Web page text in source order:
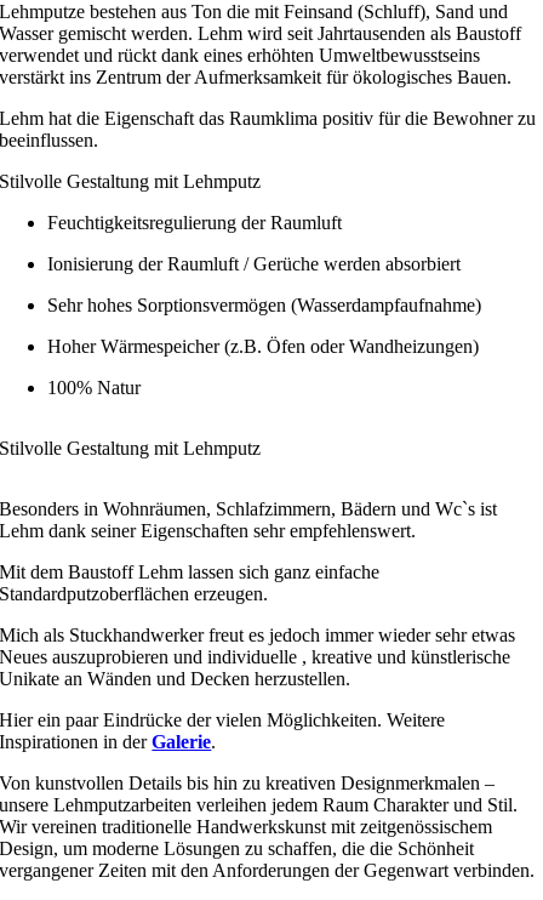
Lehmputze bestehen aus Ton die mit Feinsand (Schluff), Sand und
Wasser gemischt werden. Lehm wird seit Jahrtausenden als Baustoff
verwendet und rückt dank eines erhöhten Umweltbewusstseins
verstärkt ins Zentrum der Aufmerksamkeit für ökologisches Bauen.
Lehm hat die Eigenschaft das Raumklima positiv für die Bewohner zu
beeinflussen.
Stilvolle Gestaltung mit Lehmputz
Feuchtigkeitsregulierung der Raumluft
Ionisierung der Raumluft / Gerüche werden absorbiert
Sehr hohes Sorptionsvermögen (Wasserdampfaufnahme)
Hoher Wärmespeicher (z.B. Öfen oder Wandheizungen)
100% Natur
Stilvolle Gestaltung mit Lehmputz
Besonders in Wohnräumen, Schlafzimmern, Bädern und Wc`s ist
Lehm dank seiner Eigenschaften sehr empfehlenswert.
Mit dem Baustoff Lehm lassen sich ganz einfache
Standardputzoberflächen erzeugen.
Mich als Stuckhandwerker freut es jedoch immer wieder sehr etwas
Neues auszuprobieren und individuelle , kreative und künstlerische
Unikate an Wänden und Decken herzustellen.
Hier ein paar Eindrücke der vielen Möglichkeiten. Weitere
Inspirationen in derGalerie.
Von kunstvollen Details bis hin zu kreativen Designmerkmalen –
unsere Lehmputzarbeiten verleihen jedem Raum Charakter und Stil.
Wir vereinen traditionelle Handwerkskunst mit zeitgenössischem
Design, um moderne Lösungen zu schaffen, die die Schönheit
vergangener Zeiten mit den Anforderungen der Gegenwart verbinden.